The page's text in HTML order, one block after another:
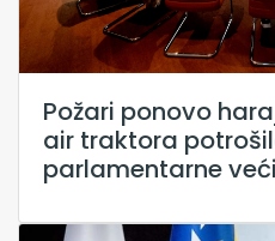
Požari ponovo
air traktora
parlamentarne